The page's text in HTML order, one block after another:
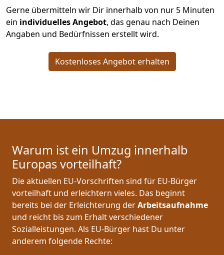
Gerne übermitteln wir Dir innerhalb von nur 5 Minuten
ein individuelles Angebot, das genau nach Deinen
Angaben und Bedürfnissen erstellt wird.
Kostenloses Angebot erhalten
Warum ist ein Umzug innerhalb
Europas vorteilhaft?
Die aktuellen EU-Vorschriften sind für EU-Bürger
vorteilhaft und erleichtern vieles. Das beginnt
bereits bei der Erleichterung derArbeitsaufnahme
und reicht bis zum Erhalt verschiedener
Sozialleistungen. Als EU-Bürger hast Du unter
anderem folgende Rechte: